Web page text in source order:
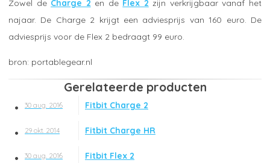
Zowel de Charge 2 en de Flex 2 zijn verkrijgbaar vanaf het
najaar. De Charge 2 krijgt een adviesprijs van 160 euro. De
adviesprijs voor de Flex 2 bedraagt 99 euro.
portablegear.nl
Gerelateerde producten
30 aug. 2016 Fitbit Charge 2
29 okt. 2014 Fitbit Charge HR
30 aug. 2016 Fitbit Flex 2